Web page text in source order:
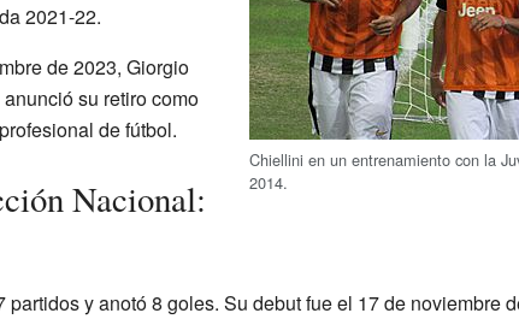
Chiellini en un entrenamiento con la
2014.
2021-22.
de 2023, Giorgio
su retiro como
de fútbol.
Nacional:
y anotó 8 goles. Su debut fue el 17 de noviembre